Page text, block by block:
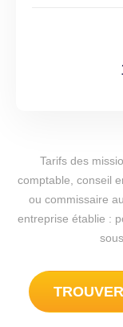
Tarifs des
comptable, conseil
ou commissaire
entreprise établie :